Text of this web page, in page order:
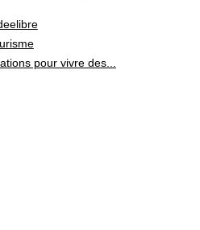
pour vivre des...